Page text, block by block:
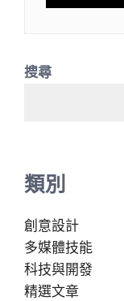
搜尋
類別
創意設計
多媒體技能
科技與開發
精選文章